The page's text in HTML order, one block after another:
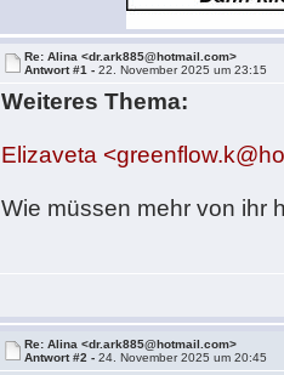
Re: Alina <dr.ark885@hotmail.com>
Antwort #1 -22. November 2025 um 23:15
Weiteres Thema:
Elizaveta
Wie müssen mehr von ihr
Re: Alina <dr.ark885@hotmail.com>
Antwort #2 -24. November 2025 um 20:45